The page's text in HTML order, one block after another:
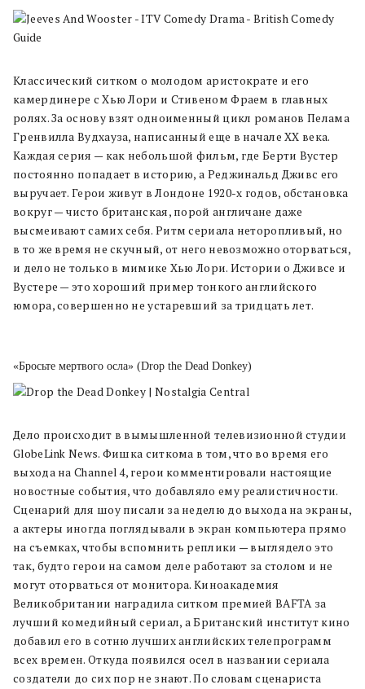
Классический ситком о молодом аристократе и его
камердинере с Хью Лори и Стивеном Фраем в главных
ролях. За основу взят одноименный цикл романов Пелама
Гренвилла Вудхауза, написанный еще в начале XX века.
Каждая серия — как небольшой фильм, где Берти Вустер
постоянно попадает в историю, а Реджинальд Дживс его
выручает. Герои живут в Лондоне 1920-х годов, обстановка
вокруг — чисто британская, порой англичане даже
высмеивают самих себя. Ритм сериала неторопливый, но
в то же время не скучный, от него невозможно оторваться,
и дело не только в мимике Хью Лори. Истории о Дживсе и
Вустере — это хороший пример тонкого английского
юмора, совершенно не устаревший за тридцать лет.
«Бросьте мертвого осла» (Drop the Dead Donkey)
Дело происходит в вымышленной телевизионной студии
GlobeLink News. Фишка ситкома в том, что во время его
выхода на Channel 4, герои комментировали настоящие
новостные события, что добавляло ему реалистичности.
Сценарий для шоу писали за неделю до выхода на экраны,
а актеры иногда поглядывали в экран компьютера прямо
на съемках, чтобы вспомнить реплики — выглядело это
так, будто герои на самом деле работают за столом и не
могут оторваться от монитора. Киноакадемия
Великобритании наградила ситком премией BAFTA за
лучший комедийный сериал, а Британский институт кино
добавил его в сотню лучших английских телепрограмм
всех времен. Откуда появился осел в названии сериала
создатели до сих пор не знают. По словам сценариста